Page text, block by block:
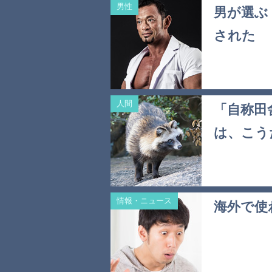
男が選
された
男性
「自称
は、こ
人間
海外で
情報・ニュース